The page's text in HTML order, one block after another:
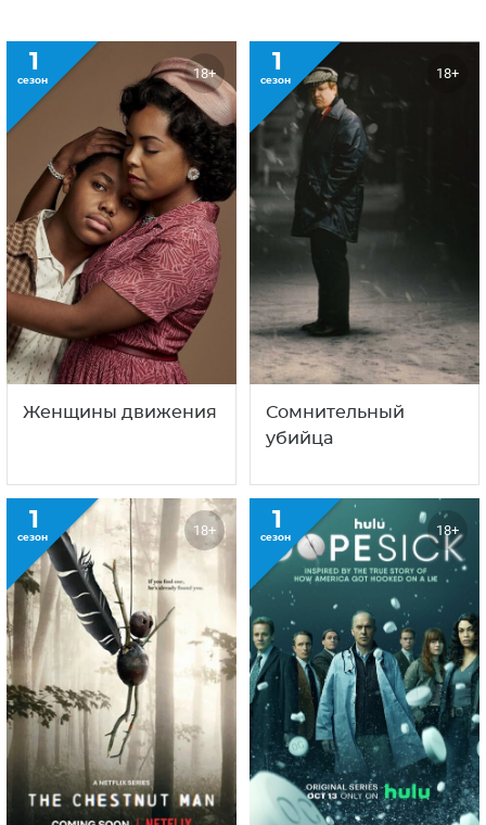
1
сезон 18+
Женщины движения
1
сезон 18+
Сомнительный
убийца
1
сезон 18+ 1
сезон 18+